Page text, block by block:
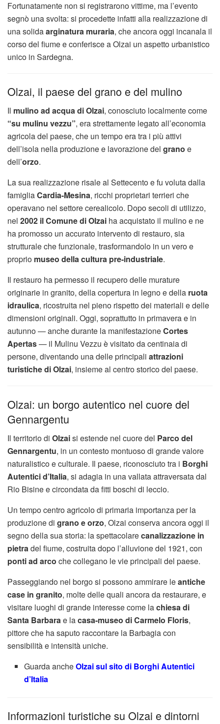
Fortunatamente non si registrarono vittime, ma l’evento
segnò una svolta: si procedette infatti alla realizzazione di
una solidaarginatura muraria, che ancora oggi incanala il
corso del fiume e conferisce a Olzai un aspetto urbanistico
unico in Sardegna.
Olzai, il paese del grano e del mulino
Il mulino ad acqua di Olzai, conosciuto localmente come
“su mulinu vezzu”, era strettamente legato all’economia
agricola del paese, che un tempo era tra i più attivi
dell’isola nella produzione e lavorazione del grano e
dell’orzo.
La sua realizzazione risale al Settecento e fu voluta dalla
famigliaCardia-Mesina, ricchi proprietari terrieri che
operavano nel settore cerealicolo. Dopo secoli di utilizzo,
nel 2002 il Comune di Olzai ha acquistato il mulino e ne
ha promosso un accurato intervento di restauro, sia
strutturale che funzionale, trasformandolo in un vero e
proprio museo della cultura pre-industriale.
Il restauro ha permesso il recupero delle murature
originarie in granito, della copertura in legno e della ruota
idraulica, ricostruita nel pieno rispetto dei materiali e delle
dimensioni originali. Oggi, soprattutto in primavera e in
autunno — anche durante la manifestazioneCortes
Apertas— il Mulinu Vezzu è visitato da centinaia di
persone, diventando una delle principali attrazioni
turistiche di Olzai, insieme al centro storico del paese.
Olzai: un borgo autentico nel cuore del
Gennargentu
Il territorio di Olzaisi estende nel cuore del Parco del
Gennargentu, in un contesto montuoso di grande valore
naturalistico e culturale. Il paese, riconosciuto tra i Borghi
Autentici d’Italia, si adagia in una vallata attraversata dal
Rio Bisine e circondata da fitti boschi di leccio.
Un tempo centro agricolo di primaria importanza per la
produzione di grano e orzo, Olzai conserva ancora oggi il
segno della sua storia: la spettacolarecanalizzazione in
pietradel fiume, costruita dopo l’alluvione del 1921, con
ponti ad arco che collegano le vie principali del paese.
Passeggiando nel borgo si possono ammirare leantiche
case in granito, molte delle quali ancora da restaurare, e
visitare luoghi di grande interesse come lachiesa di
Santa Barbarae lacasa-museo di Carmelo Floris,
pittore che ha saputo raccontare la Barbagia con
sensibilità e intensità uniche.
Guarda ancheOlzai sul sito di Borghi Autentici
d’Italia
Informazioni turistiche su Olzai e dintorni